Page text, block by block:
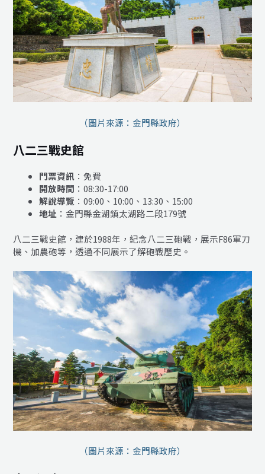
（圖片來源：金門縣政府）
八二三戰史館
門票資訊 ：免費
開放時間 ：08:30-17:00
解說導覽 ：09:00、10:00、13:30、15:00
地址 ：金門縣金湖鎮太湖路二段179號
八二三戰史館，建於1988年，紀念八二三砲戰，展示F86軍刀
機、加農砲等，透過不同展示了解砲戰歷史。
（圖片來源：金門縣政府）